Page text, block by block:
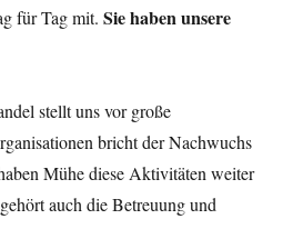
für Tag mit.Sie haben unsere
stellt uns vor große
bricht der Nachwuchs
Mühe diese Aktivitäten weiter
auch die Betreuung und